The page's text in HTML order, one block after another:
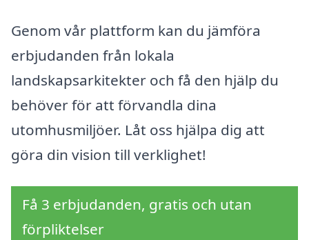
Genom vår plattform kan du jämföra
erbjudanden från lokala
landskapsarkitekter och få den hjälp du
behöver för att förvandla dina
utomhusmiljöer. Låt oss hjälpa dig att
göra din vision till verklighet!
Få 3 erbjudanden, gratis och utan
förpliktelser